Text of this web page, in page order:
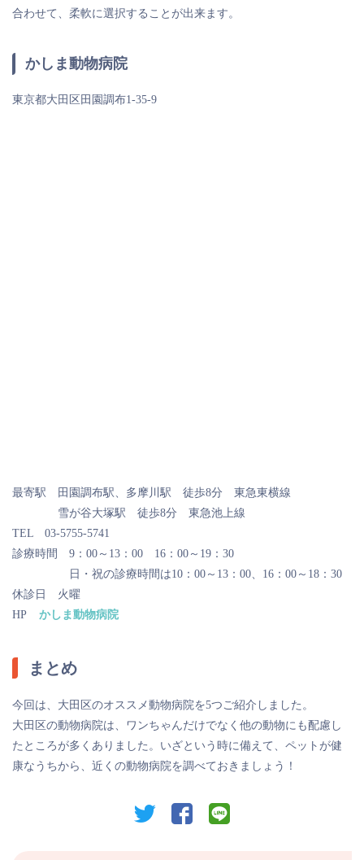
合わせて、柔軟に選択することが出来ます。
かしま動物病院
東京都大田区田園調布1-35-9
最寄駅 田園調布駅、多摩川駅 徒歩8分 東急東横線
雪が谷大塚駅 徒歩8分 東急池上線
TEL 03-5755-5741
診療時間 9：00～13：00 16：00～19：30
日・祝の診療時間は10：00～13：00、16：00～18：30
休診日 火曜
HP
かしま動物病院
まとめ
今回は、大田区のオススメ動物病院を5つご紹介しました。
大田区の動物病院は、ワンちゃんだけでなく他の動物にも配慮し
たところが多くありました。いざという時に備えて、ペットが健
康なうちから、近くの動物病院を調べておきましょう！
twitter facebook